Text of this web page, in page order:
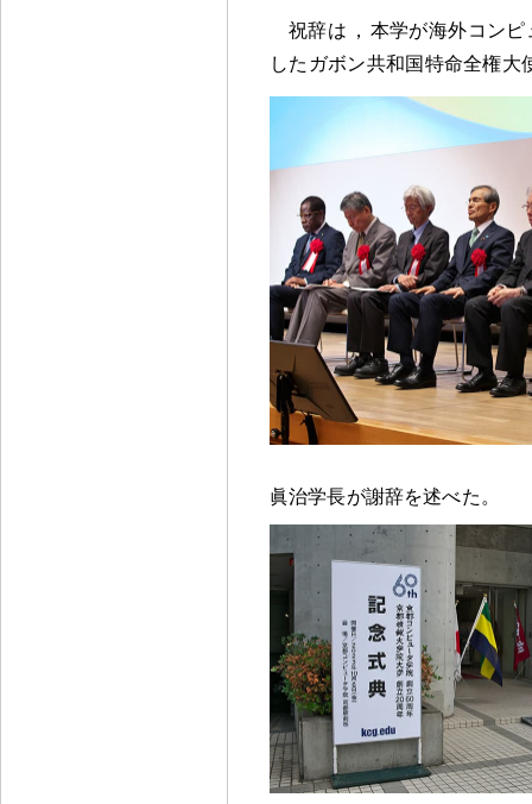
祝辞は ， 本学が海外コン
したガボン共和国特命全権大
眞治学長が謝辞を述べた 。